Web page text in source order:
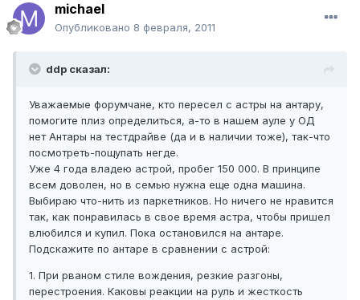
michael
Опубликовано 8 февраля, 2011
ddp сказал:
Уважаемые форумчане, кто пересел с астры на антару,
помогите плиз определиться, а-то в нашем ауле у ОД
нет Антары на тестдрайве (да и в наличии тоже), так-что
посмотреть-пощупать негде.
Уже 4 года владею астрой, пробег 150 000. В принципе
всем доволен, но в семью нужна еще одна машина.
Выбираю что-нить из паркетников. Но ничего не нравится
так, как понравилась в свое время астра, чтобы пришел
влюбился и купил. Пока остановился на антаре.
Подскажите по антаре в сравнении с астрой:
1. При рваном стиле вождения, резкие разгоны,
перестроения. Каковы реакции на руль и жесткость